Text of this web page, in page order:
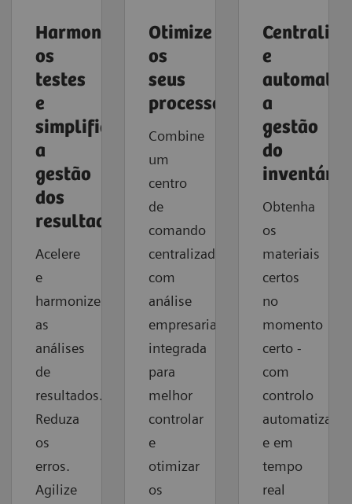
Harmonize
os
testes
e
simplifique
a
gestão
dos
resultados
Acelere
e
harmonize
as
análises
de
resultados.
Reduza
os
erros.
Agilize
Otimize
os
seus
processos
Combine
um
centro
de
comando
centralizado
com
análise
empresarial
integrada
para
melhor
controlar
e
otimizar
os
Centralize
e
a
gestão
do
inventário
Obtenha
os
materiais
certos
no
momento
certo -
com
controlo
automatizado
e em
tempo
real